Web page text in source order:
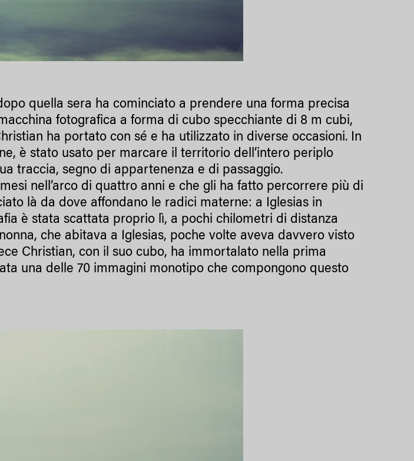
quella sera ha cominciato a prendere una forma precisa
fotografica a forma di cubo specchiante di 8 m cubi,
ha portato con sé e ha utilizzato in diverse occasioni. In
è stato usato per marcare il territorio dell’intero periplo
traccia, segno di appartenenza e di passaggio.
nell’arco di quattro anni e che gli ha fatto percorrere più di
là da dove affondano le radici materne: a Iglesias in
è stata scattata proprio lì, a pochi chilometri di distanza
che abitava a Iglesias, poche volte aveva davvero visto
Christian, con il suo cubo, ha immortalato nella prima
una delle 70 immagini monotipo che compongono questo